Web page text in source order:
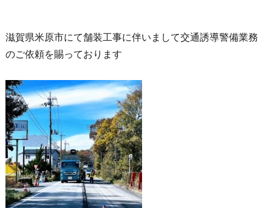
滋賀県米原市にて舗装工事に伴いまして交通誘導警備業務
のご依頼を賜っております